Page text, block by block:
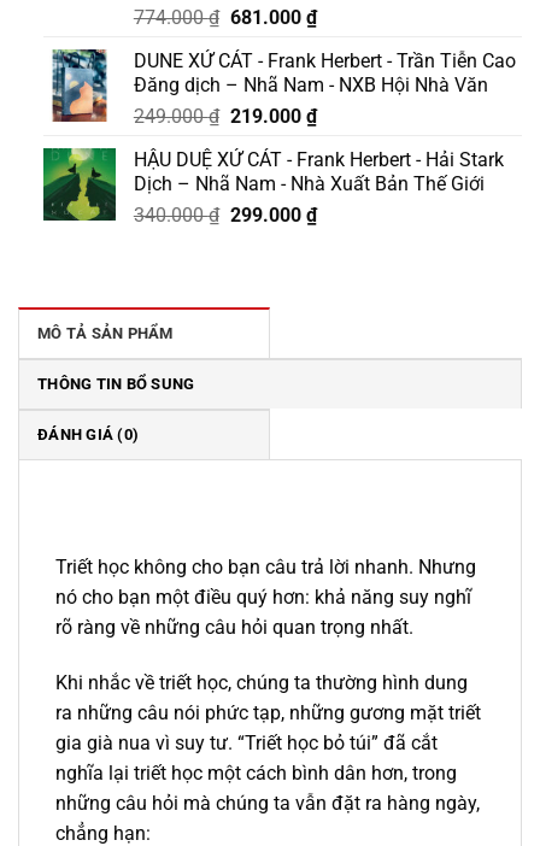
774.000₫ Giá
là:
774.000 ₫.
681.000 ₫Giá
tại
là:
681.000 ₫.
DUNE XỨ CÁT - Frank Herbert - Trần Tiễn Cao
Đăng dịch – Nhã Nam - NXB Hội Nhà Văn
249.000₫ Giá
là:
249.000 ₫.
219.000 ₫Giá
tại
là:
219.000 ₫.
HẬU DUỆ XỨ CÁT - Frank Herbert - Hải Stark
Dịch – Nhã Nam - Nhà Xuất Bản Thế Giới
340.000₫ Giá
299.000 ₫Giá
MÔ TẢ SẢN PHẨM
THÔNG TIN BỔ SUNG
ĐÁNH GIÁ (0)
Triết học không cho bạn câu trả lời nhanh. Nhưng
nó cho bạn một điều quý hơn: khả năng suy nghĩ
rõ ràng về những câu hỏi quan trọng nhất.
Khi nhắc về triết học, chúng ta thường hình dung
ra những câu nói phức tạp, những gương mặt triết
gia già nua vì suy tư. “Triết học bỏ túi” đã cắt
nghĩa lại triết học một cách bình dân hơn, trong
những câu hỏi mà chúng ta vẫn đặt ra hàng ngày,
chẳng hạn: